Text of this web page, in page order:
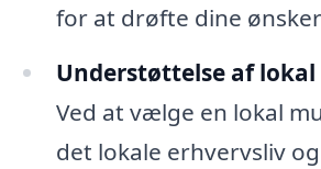
for at drøfte dine
Understøttelse af
Ved at vælge en lokal
det lokale erhvervsliv